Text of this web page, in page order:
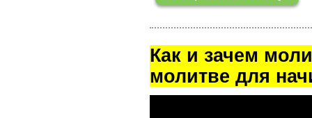
Как и зачем
молитве для